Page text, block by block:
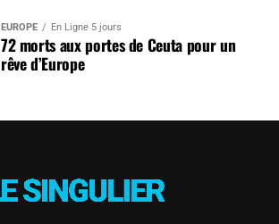
EUROPE En Ligne 5 jours
72 morts aux portes de Ceuta pour un
rêve d’Europe